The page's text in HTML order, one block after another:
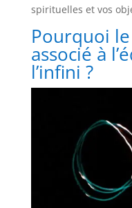
spirituelles et vos
Pourquoi
associé à
l’infini ?